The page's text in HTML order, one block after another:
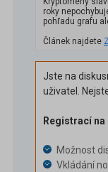
roky
pohľadu grafu
Článek najdete
Jste na
uživatel.
Registrací
Možnost
Vkládání